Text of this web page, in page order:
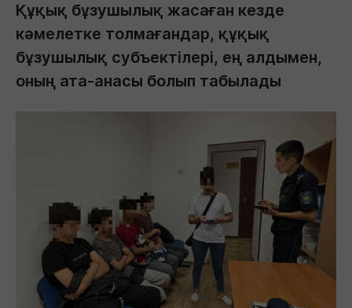
Құқық бұзушылық жасаған кезде
кәмелетке толмағандар, құқық
бұзушылық субъектілері, ең алдымен,
оның ата-анасы болып табылады